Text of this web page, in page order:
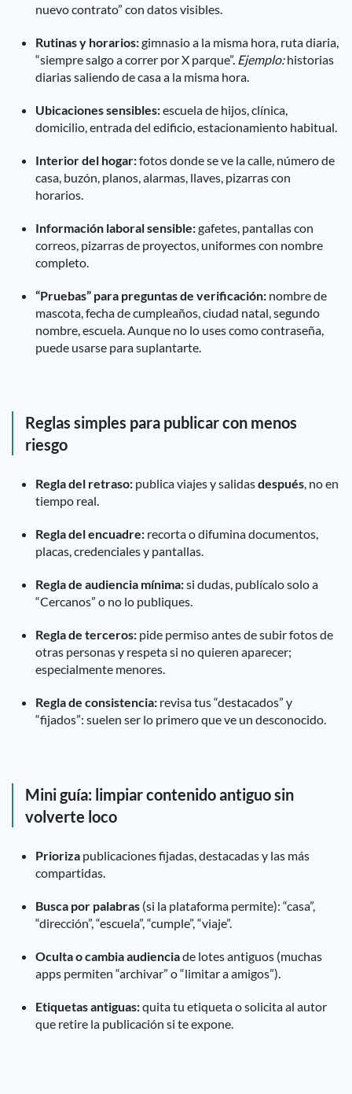
nuevo contrato” con datos visibles.
Rutinas y horarios:gimnasio a la misma hora, ruta diaria,
“siempre salgo a correr por X parque”. Ejemplo:historias
diarias saliendo de casa a la misma hora.
Ubicaciones sensibles:escuela de hijos, clínica,
domicilio, entrada del edificio, estacionamiento habitual.
Interior del hogar:fotos donde se ve la calle, número de
casa, buzón, planos, alarmas, llaves, pizarras con
horarios.
Información laboral sensible:gafetes, pantallas con
correos, pizarras de proyectos, uniformes con nombre
completo.
“Pruebas” para preguntas de verificación: nombre de
mascota, fecha de cumpleaños, ciudad natal, segundo
nombre, escuela. Aunque no lo uses como contraseña,
puede usarse para suplantarte.
Reglas simples para publicar con menos
riesgo
Regla del retraso: publica viajes y salidasdespués, no en
tiempo real.
Regla del encuadre: recorta o difumina documentos,
placas, credenciales y pantallas.
Regla de audiencia mínima:si dudas, publícalo solo a
“Cercanos” o no lo publiques.
Regla de terceros: pide permiso antes de subir fotos de
otras personas y respeta si no quieren aparecer;
especialmente menores.
Regla de consistencia: revisa tus “destacados” y
“fijados”: suelen ser lo primero que ve un desconocido.
Mini guía: limpiar contenido antiguo sin
volverte loco
Prioriza publicaciones fijadas, destacadas y las más
compartidas.
Busca por palabras (si la plataforma permite): “casa”,
“dirección”, “escuela”, “cumple”, “viaje”.
Oculta o cambia audienciade lotes antiguos (muchas
apps permiten “archivar” o “limitar a amigos”).
Etiquetas antiguas:quita tu etiqueta o solicita al autor
que retire la publicación si te expone.